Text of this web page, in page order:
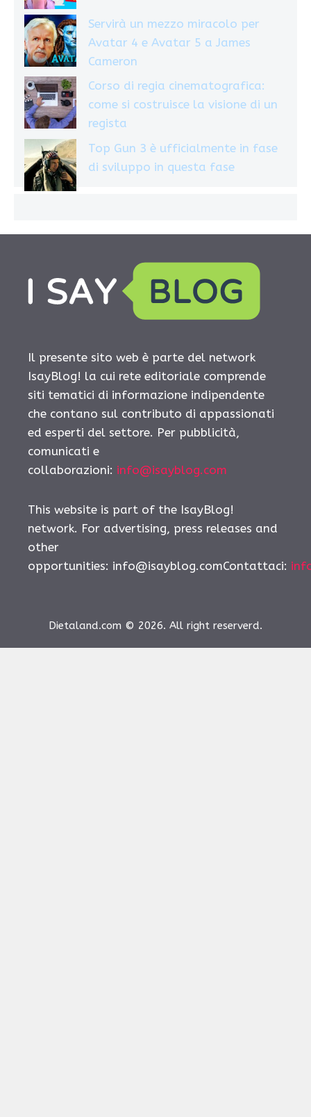
Servirà un mezzo miracolo per
Avatar 4 e Avatar 5 a James
Cameron
Corso di regia cinematografica:
come si costruisce la visione di un
regista
Top Gun 3 è ufficialmente in fase
di sviluppo in questa fase
Il presente sito web è parte del network
IsayBlog! la cui rete editoriale comprende
siti tematici di informazione indipendente
che contano sul contributo di appassionati
ed esperti del settore. Per pubblicità,
comunicati e
collaborazioni: info@isayblog.com
This website is part of the IsayBlog!
network. For advertising, press releases and
other
opportunities: info@isayblog.comContattaci:
Dietaland.com © 2026. All right reserverd.